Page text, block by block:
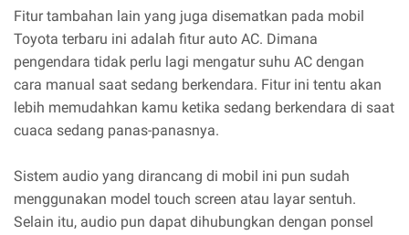
Fitur tambahan lain yang juga disematkan pada mobil
Toyota terbaru ini adalah fitur auto AC. Dimana
pengendara tidak perlu lagi mengatur suhu AC dengan
cara manual saat sedang berkendara. Fitur ini tentu akan
lebih memudahkan kamu ketika sedang berkendara di saat
cuaca sedang panas-panasnya.
Sistem audio yang dirancang di mobil ini pun sudah
menggunakan model touch screen atau layar sentuh.
Selain itu, audio pun dapat dihubungkan dengan ponsel